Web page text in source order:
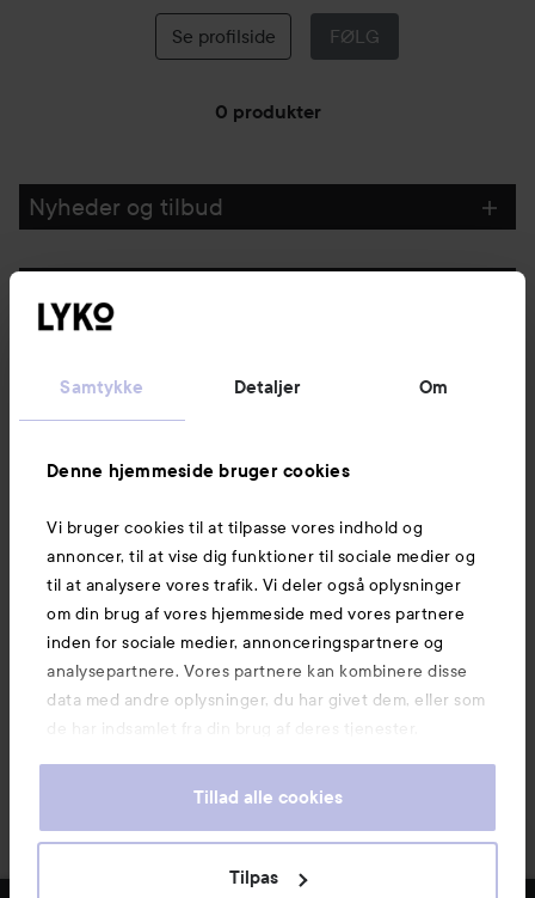
Samtykke Detaljer Om
Denne hjemmeside bruger cookies
Vi bruger cookies til at tilpasse vores indhold og
annoncer, til at vise dig funktioner til sociale medier og
til at analysere vores trafik. Vi deler også oplysninger
om din brug af vores hjemmeside med vores partnere
inden for sociale medier, annonceringspartnere og
analysepartnere. Vores partnere kan kombinere disse
data med andre oplysninger, du har givet dem, eller som
de har indsamlet fra din brug af deres tjenester.
Tillad alle cookies
Tilpas
Se profilside FØLG
0 produkter
Nyheder og tilbud
Kundeservice
Information
Mere at udforske